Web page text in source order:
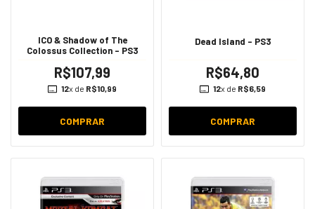
ICO & Shadow of The
Colossus Collection - PS3
R$107,99
12x de R$10,99
COMPRAR
Dead Island - PS3
R$64,80
12x de R$6,59
COMPRAR